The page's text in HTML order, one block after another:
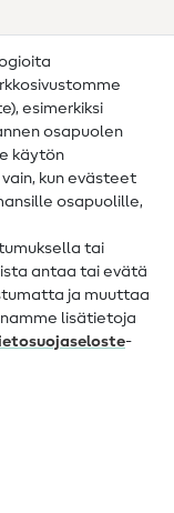
esimerkiksi
osapuolen
käytön
kun evästeet
osapuolille,
tai
antaa tai evätä
ja muuttaa
lisätietoja
-